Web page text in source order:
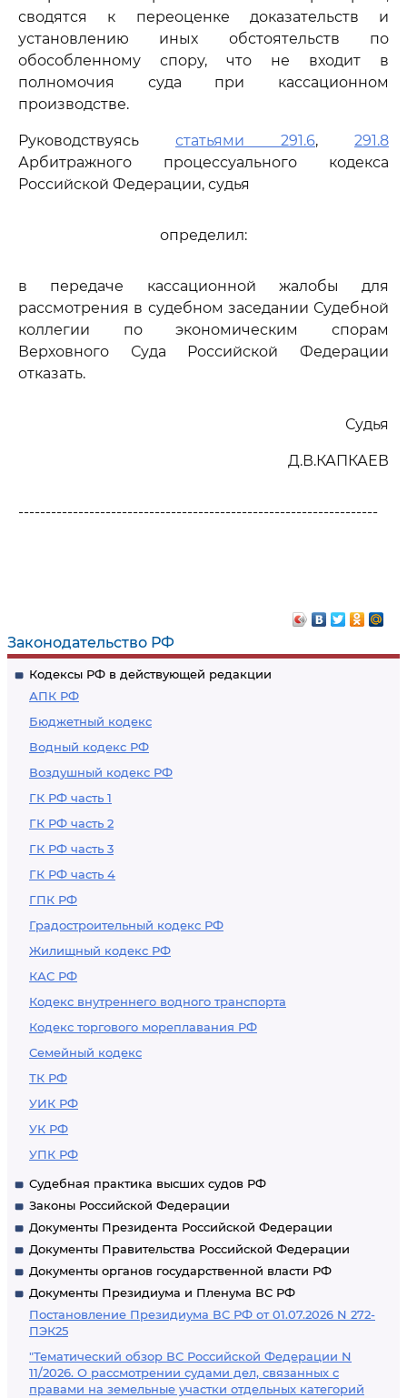
Законодательство РФ
Кодексы РФ в действующей редакции
АПК РФ
Бюджетный кодекс
Водный кодекс РФ
Воздушный кодекс РФ
ГК РФ часть 1
ГК РФ часть 2
ГК РФ часть 3
ГК РФ часть 4
ГПК РФ
Градостроительный кодекс РФ
Жилищный кодекс РФ
КАС РФ
Кодекс внутреннего водного транспорта
Кодекс торгового мореплавания РФ
Семейный кодекс
ТК РФ
УИК РФ
УК РФ
УПК РФ
Судебная практика высших судов РФ
Законы Российской Федерации
Документы Президента Российской Федерации
Документы Правительства Российской Федерации
Документы органов государственной власти РФ
Документы Президиума и Пленума ВС РФ
Постановление Президиума ВС РФ от 01.07.2026 N 272-
ПЭК25
"Тематический обзор ВС Российской Федерации N
11/2026. О рассмотрении судами дел, связанных с
правами на земельные участки отдельных категорий
сводятся к переоценке доказательств и
установлению иных обстоятельств по
обособленному спору, что не входит в
полномочия суда при кассационном
производстве.
Руководствуясь статьями 291.6, 291.8
Арбитражного процессуального кодекса
Российской Федерации, судья
определил:
в передаче кассационной жалобы для
рассмотрения в судебном заседании Судебной
коллегии по экономическим спорам
Верховного Суда Российской Федерации
отказать.
Судья
Д.В.КАПКАЕВ
------------------------------------------------------------------